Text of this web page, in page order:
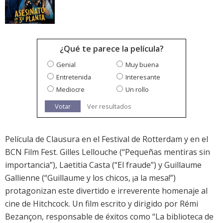
¿Qué te parece la película?
Genial
Muy buena
Entretenida
Interesante
Mediocre
Un rollo
Votar
Ver resultados
Película de Clausura en el Festival de Rotterdam y en el
BCN Film Fest. Gilles Lellouche (“Pequeñas mentiras sin
importancia”), Laetitia Casta (“El fraude”) y Guillaume
Gallienne (“Guillaume y los chicos, ¡a la mesa!”)
protagonizan este divertido e irreverente homenaje al
cine de Hitchcock. Un film escrito y dirigido por Rémi
Bezançon, responsable de éxitos como “La biblioteca de